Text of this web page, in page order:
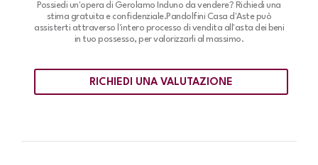
Possiedi un'opera di Gerolamo Induno da vendere? Richiedi una
stima gratuita e confidenziale.Pandolfini Casa d'Aste può
assisterti attraverso l'intero processo di vendita all'asta dei beni
in tuo possesso, per valorizzarli al massimo.
RICHIEDI UNA VALUTAZIONE